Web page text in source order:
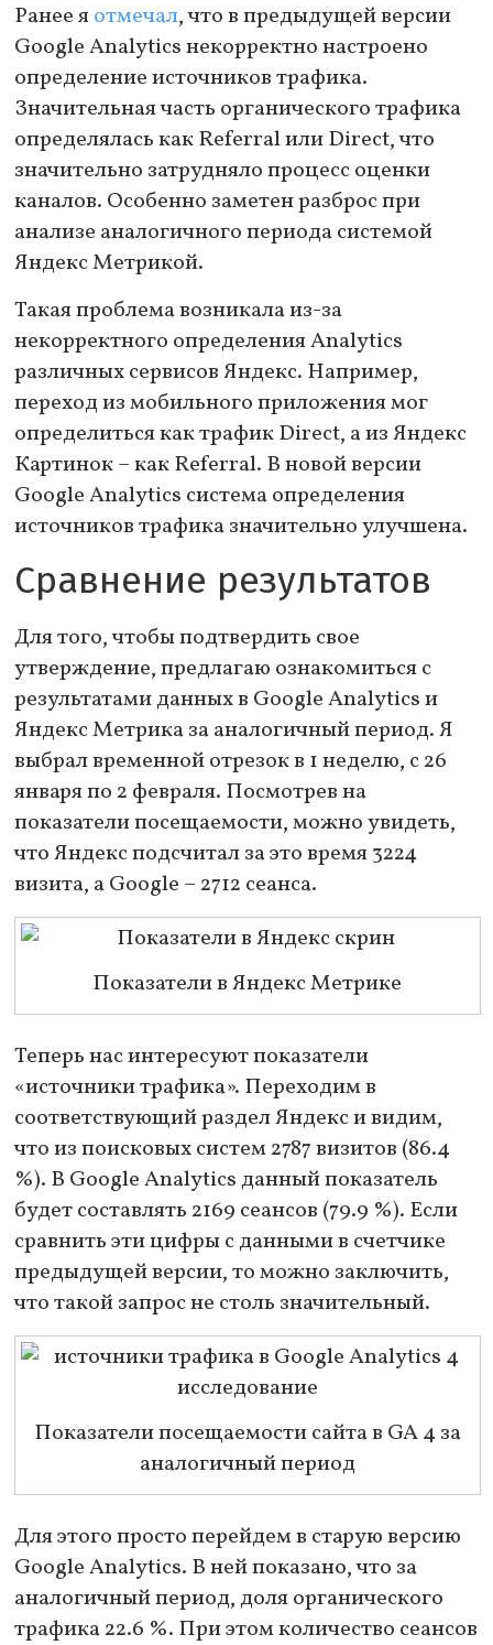
Ранее яотмечал, что в предыдущей версии
Google Analytics некорректно настроено
определение источников трафика.
Значительная часть органического трафика
определялась как Referral или Direct, что
значительно затрудняло процесс оценки
каналов. Особенно заметен разброс при
анализе аналогичного периода системой
Яндекс Метрикой.
Такая проблема возникала из-за
некорректного определения Analytics
различных сервисов Яндекс. Например,
переход из мобильного приложения мог
определиться как трафик Direct, а из Яндекс
Картинок – как Referral. В новой версии
Google Analytics система определения
источников трафика значительно улучшена.
Сравнение результатов
Для того, чтобы подтвердить свое
утверждение, предлагаю ознакомиться с
результатами данных в Google Analytics и
Яндекс Метрика за аналогичный период. Я
выбрал временной отрезок в 1 неделю, с 26
января по 2 февраля. Посмотрев на
показатели посещаемости, можно увидеть,
что Яндекс подсчитал за это время 3224
визита, а Google – 2712 сеанса.
Показатели в Яндекс Метрике
Теперь нас интересуют показатели
«источники трафика». Переходим в
соответствующий раздел Яндекс и видим,
что из поисковых систем 2787 визитов (86.4
%). В Google Analytics данный показатель
будет составлять 2169 сеансов (79.9 %). Если
сравнить эти цифры с данными в счетчике
предыдущей версии, то можно заключить,
что такой запрос не столь значительный.
Показатели посещаемости сайта в GA 4 за
аналогичный период
Для этого просто перейдем в старую версию
Google Analytics. В ней показано, что за
аналогичный период, доля органического
трафика 22.6 %. При этом количество сеансов